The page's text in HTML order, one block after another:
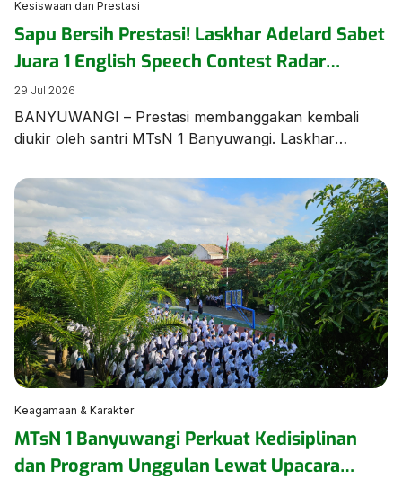
Kesiswaan dan Prestasi
Sapu Bersih Prestasi! Laskhar Adelard Sabet
Juara 1 English Speech Contest Radar
Banyuwangi
29 Jul 2026
BANYUWANGI – Prestasi membanggakan kembali
diukir oleh santri MTsN 1 Banyuwangi. Laskhar
sebagai Juara 1 dalam ajang bergengsi English Speech
Contest yang diselenggarakan oleh Jawa Pos Radar
Banyuwangi pada Rabu (28/7/2026) di Aula MAN 1
Banyuwangi. Kemenangan manis ini diraih melalui
perjuangan ekstra keras. Menurut sang pembimbing,
[…]
Keagamaan & Karakter
MTsN 1 Banyuwangi Perkuat Kedisiplinan
dan Program Unggulan Lewat Upacara